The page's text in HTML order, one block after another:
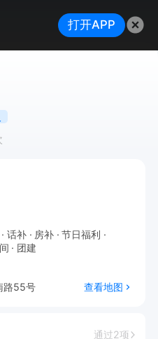
话补 房补
节日福利
团建
路55号
查看地图
通过2项
打开APP